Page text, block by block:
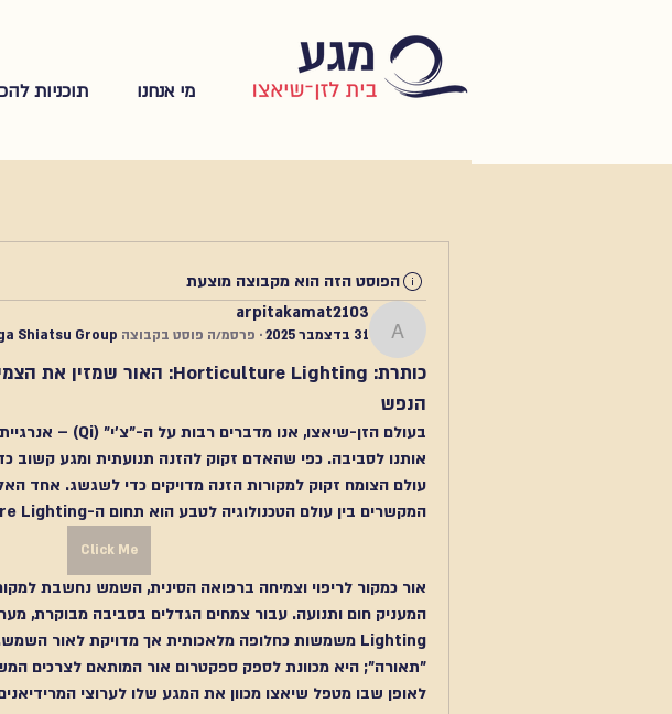
מי אנחנו תוכניות
הפוסט הזה הוא מקבוצה מוצעת
arpitakamat2103
arpitakamat2103
31 בדצמבר 2025 · פרסמ/ה פוסט בקבוצה Shiatsu Group
הנפש
המקשרים בין עולם הטכנולוגיה לטבע הוא תחום ה-Lighting
Click Me
אור כמקור לריפוי וצמיחה
המעניק חום ותנועה. עבור צמחים הגדלים בסביבה מבוקרת,
Lighting
לאופן שבו מטפל שיאצו מכוון את המגע שלו לערוצי